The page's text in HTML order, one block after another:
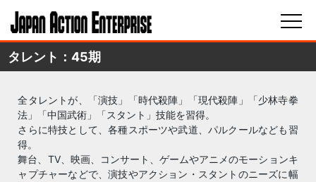
タレント：45期
全タレントが、「演技」「時代殺陣」「現代殺陣」「少林寺拳
法」「中国武術」「スタント」技能を習得。
さらに特技として、各種スポーツや武道、パルクールなども習
得。
舞台、TV、映画、コンサート、ゲームやアニメのモーションキ
ャプチャーなどで、演技やアクション・スタントのニーズに幅